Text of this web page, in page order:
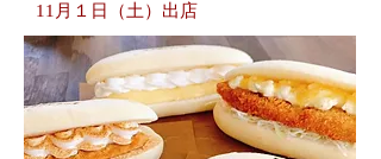
11月１日（土） 出店